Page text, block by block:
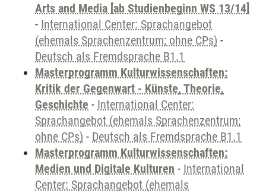
Arts and Media [ab Studienbeginn WS 13/14]
- International Center: Sprachangebot
(ehemals Sprachenzentrum; ohne CPs) -
Deutsch als Fremdsprache B1.1
Masterprogramm Kulturwissenschaften:
Kritik der Gegenwart - Künste, Theorie,
Geschichte - International Center:
Sprachangebot (ehemals Sprachenzentrum;
ohne CPs) - Deutsch als Fremdsprache B1.1
Masterprogramm Kulturwissenschaften:
Medien und Digitale Kulturen - International
Center: Sprachangebot (ehemals